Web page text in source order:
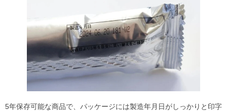
5年保存可能な商品で、パッケージには製造年月日がしっかりと印字